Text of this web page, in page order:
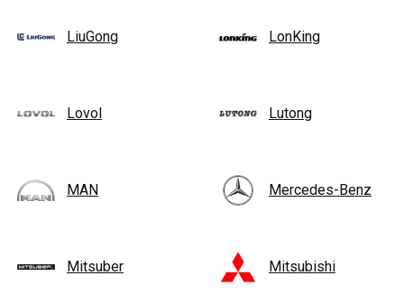
LiuGong LonKing
Lovol Lutong
MAN Mercedes-Benz
Mitsuber Mitsubishi